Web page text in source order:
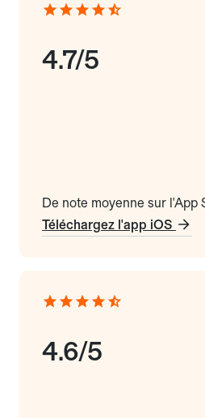
4.7/5
De note moyenne sur l'App
Téléchargez l'app iOS
4.6/5